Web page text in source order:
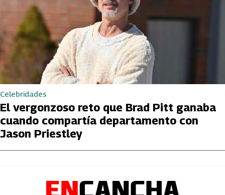
Celebridades
El vergonzoso reto que Brad Pitt ganaba
cuando compartía departamento con
Jason Priestley